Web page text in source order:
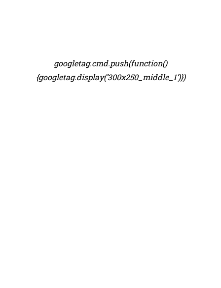
googletag.cmd.push(function()
{googletag.display(‘300x250_middle_1’)})